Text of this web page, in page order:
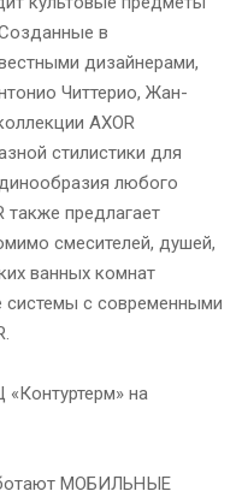
в
дизайнерами,
Читтерио, Жан-
AXOR
стилистики для
любого
также предлагает
смесителей, душей,
ванных комнат
системы с современными
на
МОБИЛЬНЫЕ